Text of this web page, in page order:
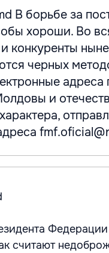
В борьбе за
хороши. Во
конкуренты
черных
и
считают